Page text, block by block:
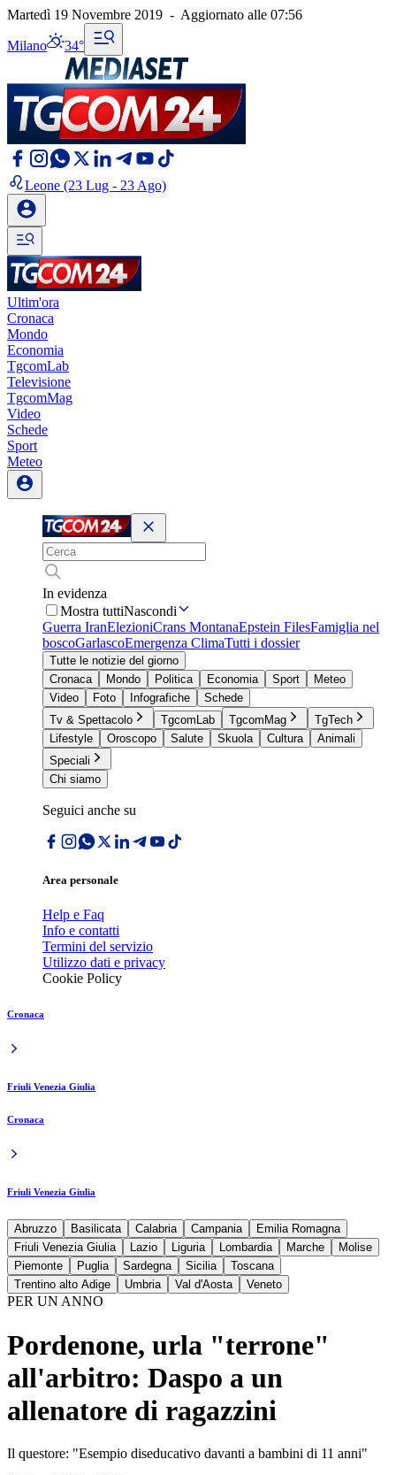
Martedì 19 Novembre 2019 - Aggiornato alle 07:56
Milano 34°
Leone (23 Lug - 23 Ago)
Ultim'ora
Cronaca
Mondo
Economia
TgcomLab
Televisione
TgcomMag
Video
Schede
Sport
Meteo
In evidenza
Mostra tuttiNascondi
Guerra IranElezioniCrans MontanaEpstein FilesFamiglia nel
boscoGarlascoEmergenza ClimaTutti i dossier
Tutte le notizie del giorno
Cronaca
Mondo Politica Economia Sport
Meteo
Video
Foto Infografiche
Schede
Tv & Spettacolo
TgcomLab TgcomMag
TgTech
Lifestyle
Oroscopo Salute Skuola Cultura
Animali
Speciali
Chi siamo
Seguici anche su
Area personale
Help e Faq
Info e contatti
Termini del servizio
Utilizzo dati e privacy
Cookie Policy
Cronaca
Friuli Venezia Giulia
Cronaca
Friuli Venezia Giulia
Abruzzo Basilicata Calabria Campania
Emilia Romagna
Friuli Venezia Giulia
Lazio Liguria Lombardia Marche
Molise
Piemonte
Puglia Sardegna Sicilia
Toscana
Trentino alto Adige
Umbria Val d'Aosta Veneto
PER UN ANNO
Pordenone, urla "terrone"
all'arbitro: Daspo a un
allenatore di ragazzini
Il questore: "Esempio diseducativo davanti a bambini di 11 anni"